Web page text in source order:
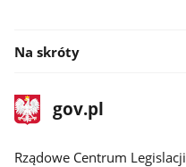
Na skróty
stopka
gov.plStrona
gov.pl
Rządowe Centrum Legislacji